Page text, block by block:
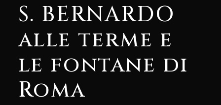
S. BERNARDO
alle terme e
le fontane di
Roma